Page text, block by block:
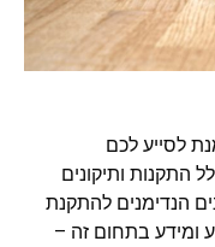
לסייע לכם
התקנות ותיקונים
הנדימנים להתקנת
ומידע בתחום זה –